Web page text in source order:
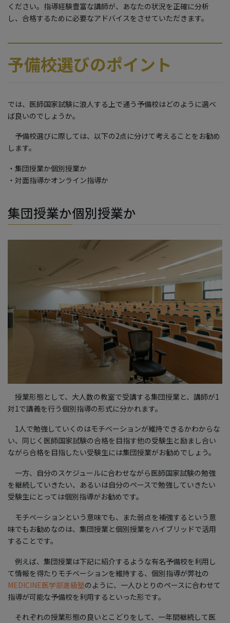
ください。指導経験豊富な講師が、あなたの状況を正確に分析
し、合格するために必要なアドバイスをさせていただきます。
予備校選びのポイント
では、医師国家試験に浪人する上で通う予備校はどのように選べ
ば良いのでしょうか。
予備校選びに際しては、以下の2点に分けて考えることをお勧め
します。
・集団授業か個別授業か
・対面指導かオンライン指導か
集団授業か個別授業か
授業形態として、大人数の教室で受講する集団授業と、講師が1
対1で講義を行う個別指導の形式に分かれます。
1人で勉強していくのはモチベーションが維持できるかわからな
い、同じく医師国家試験の合格を目指す他の受験生と励まし合い
ながら合格を目指したい受験生には集団授業がお勧めでしょう。
一方、自分のスケジュールに合わせながら医師国家試験の勉強
を継続していきたい、あるいは自分のペースで勉強していきたい
受験生にとっては個別指導がお勧めです。
モチベーションという意味でも、また弱点を補強するという意
味でもお勧めなのは、集団授業と個別授業をハイブリッドで活用
することです。
例えば、集団授業は下記に紹介するような有名予備校を利用し
て情報を得たりモチベーションを維持する、個別指導が弊社の
MEDICINE医学部進級塾のように、一人ひとりのペースに合わせて
指導が可能な予備校を利用するといった形です。
それぞれの授業形態の良いとこどりをして、一年間継続して医